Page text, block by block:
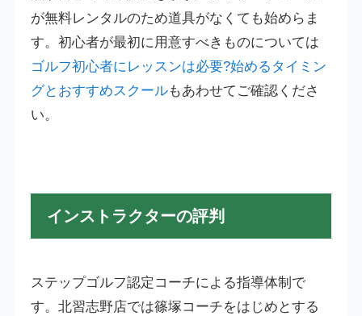
が無料レンタルのため道具がなくても始めらま
す。初心者が最初に用意すべきものについては
ゴルフ初心者にレッスンは必要?始めるタイミン
グとおすすめスクールもあわせてご確認くださ
い。
インストラクターの評判
ステップゴルフ認定コーチによる指導体制で
す。北習志野店では篠塚コーチをはじめとする